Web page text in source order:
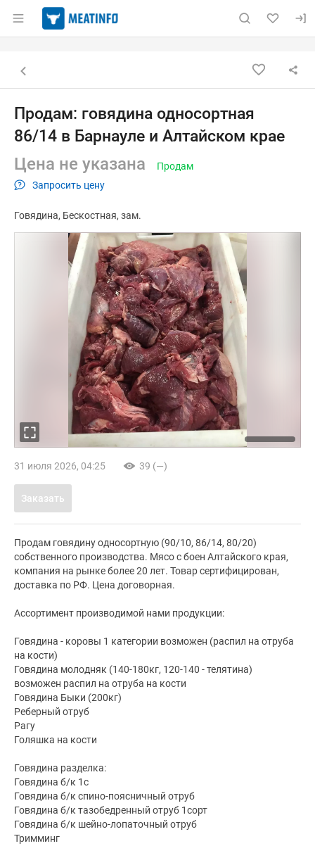
Раздел навигации по сайту meatinfo.ru
Объявление: Продам:
Навигация и управление объявлением
Назад к списку объявлений
Продам: говядина односортная
86/14 в Барнауле и Алтайском крае
Цена не указана
Запросить цену
Продам
Говядина Бескостная зам.
31 июля 2026, 04:25 39 (—)
Заказать
Продам говядину односортную (90/10, 86/14, 80/20)
собственного производства. Мясо с боен Алтайского края,
компания на рынке более 20 лет. Товар сертифицирован,
доставка по РФ. Цена договорная.
Ассортимент производимой нами продукции:
Говядина - коровы 1 категории возможен (распил на отруба
на кости)
Говядина молодняк (140-180кг, 120-140 - телятина)
возможен распил на отруба на кости
Говядина Быки (200кг)
Реберный отруб
Рагу
Голяшка на кости
Говядина разделка:
Говядина б/к 1с
Говядина б/к спино-поясничный отруб
Говядина б/к тазобедренный отруб 1сорт
Говядина б/к шейно-лопаточный отруб
Тримминг